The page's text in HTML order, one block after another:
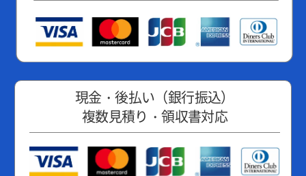
現金・後払い（銀行振込）
複数見積り・領収書対応